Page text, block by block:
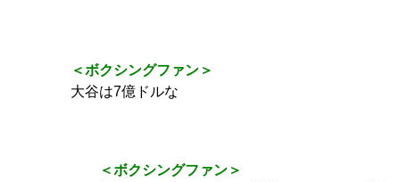
＜ボクシングファン＞
大谷は7億ドルな
＜ボクシングファン＞